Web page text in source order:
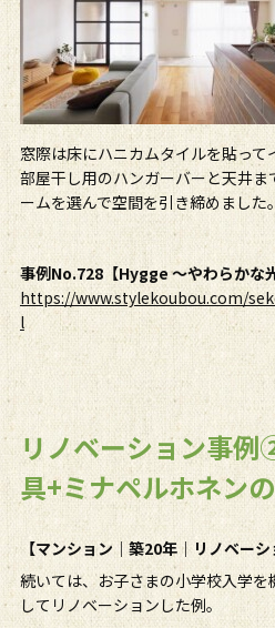
窓際は床にハニカムタイルを貼って
部屋干し用のハンガーバーと天井
ームを選んで空間を引き締めました。
事例No.728【Hygge 〜やわらかな
https://www.stylekoubou.com/
l
リノベーション事
具+ミナペルホネン
【マンション｜築20年｜リノベーシ
続いては、お子さまの小学校入学
してリノベーションした例。